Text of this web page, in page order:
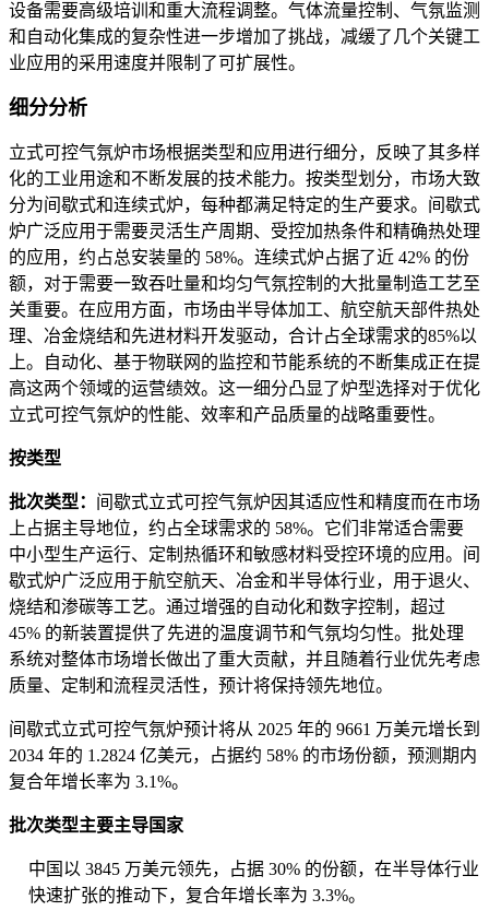
设备需要高级培训和重大流程调整。气体流量控制、气氛监测
和自动化集成的复杂性进一步增加了挑战，减缓了几个关键工
业应用的采用速度并限制了可扩展性。
细分分析
立式可控气氛炉市场根据类型和应用进行细分，反映了其多样
化的工业用途和不断发展的技术能力。按类型划分，市场大致
分为间歇式和连续式炉，每种都满足特定的生产要求。间歇式
炉广泛应用于需要灵活生产周期、受控加热条件和精确热处理
的应用，约占总安装量的 58%。连续式炉占据了近 42% 的份
额，对于需要一致吞吐量和均匀气氛控制的大批量制造工艺至
关重要。在应用方面，市场由半导体加工、航空航天部件热处
理、冶金烧结和先进材料开发驱动，合计占全球需求的85%以
上。自动化、基于物联网的监控和节能系统的不断集成正在提
高这两个领域的运营绩效。这一细分凸显了炉型选择对于优化
立式可控气氛炉的性能、效率和产品质量的战略重要性。
按类型
批次类型： 间歇式立式可控气氛炉因其适应性和精度而在市场
上占据主导地位，约占全球需求的 58%。它们非常适合需要
中小型生产运行、定制热循环和敏感材料受控环境的应用。间
歇式炉广泛应用于航空航天、冶金和半导体行业，用于退火、
烧结和渗碳等工艺。通过增强的自动化和数字控制，超过
45% 的新装置提供了先进的温度调节和气氛均匀性。批处理
系统对整体市场增长做出了重大贡献，并且随着行业优先考虑
质量、定制和流程灵活性，预计将保持领先地位。
间歇式立式可控气氛炉预计将从 2025 年的 9661 万美元增长到
2034 年的 1.2824 亿美元，占据约 58% 的市场份额，预测期内
复合年增长率为 3.1%。
批次类型主要主导国家
中国以 3845 万美元领先，占据 30% 的份额，在半导体行业
快速扩张的推动下，复合年增长率为 3.3%。